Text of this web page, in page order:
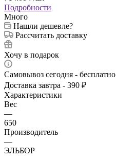
Подробности
Много
Нашли дешевле?
Рассчитать доставку
Хочу в подарок
Самовывоз сегодня - бесплатно
Доставка завтра - 390 ₽
Характеристики
Вес
—
650
Производитель
—
ЭЛЬБОР